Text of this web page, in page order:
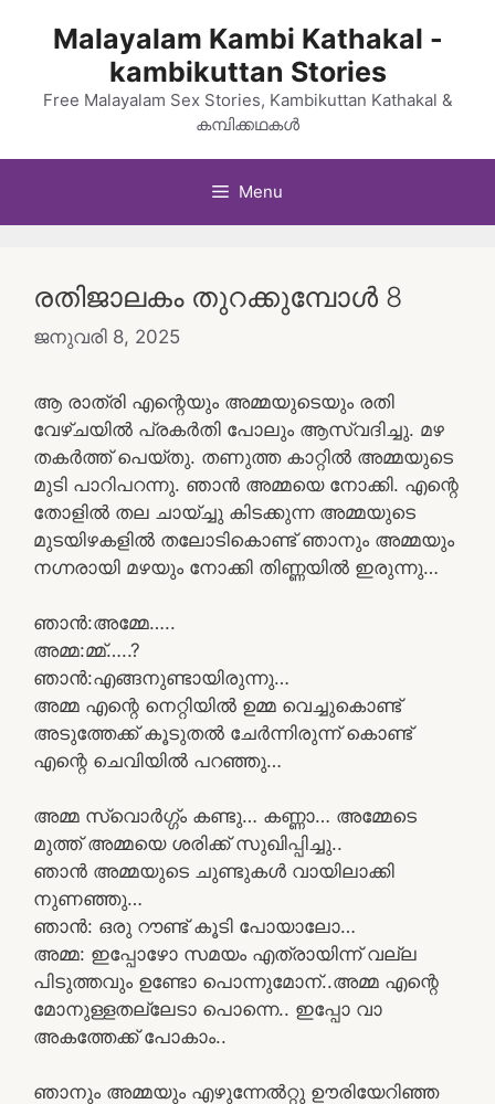
Malayalam Kambi Kathakal -
kambikuttan Stories
Free Malayalam Sex Stories, Kambikuttan Kathakal &
കമ്പിക്കഥകൾ
Menu
രതിജാലകം തുറക്കുമ്പോൾ 8
ജനുവരി 8, 2025
ആ രാത്രി എന്റെയും അമ്മയുടെയും രതി
വേഴ്ചയിൽ പ്രകർതി പോലും ആസ്വദിച്ചു. മഴ
തകർത്ത് പെയ്തു. തണുത്ത കാറ്റിൽ അമ്മയുടെ
മുടി പാറിപറന്നു. ഞാൻ അമ്മയെ നോക്കി. എന്റെ
തോളിൽ തല ചായ്ച്ചു കിടക്കുന്ന അമ്മയുടെ
മുടയിഴകളിൽ തലോടികൊണ്ട് ഞാനും അമ്മയും
നഗ്നരായി മഴയും നോക്കി തിണ്ണയിൽ ഇരുന്നു…
ഞാൻ:അമ്മേ…..
അമ്മ:മ്മ്…..?
ഞാൻ:എങ്ങനുണ്ടായിരുന്നു…
അമ്മ എന്റെ നെറ്റിയിൽ ഉമ്മ വെച്ചുകൊണ്ട്
അടുത്തേക്ക് കൂടുതൽ ചേർന്നിരുന്ന് കൊണ്ട്
എന്റെ ചെവിയിൽ പറഞ്ഞു…
അമ്മ സ്വൊർഗ്ഗ്ം കണ്ടു… കണ്ണാ… അമ്മേടെ
മുത്ത് അമ്മയെ ശരിക്ക് സുഖിപ്പിച്ചു..
ഞാൻ അമ്മയുടെ ചുണ്ടുകൾ വായിലാക്കി
നുണഞ്ഞു…
ഞാൻ: ഒരു റൗണ്ട് കൂടി പോയാലോ…
അമ്മ: ഇപ്പോഴോ സമയം എത്രായിന്ന് വല്ല
പിടുത്തവും ഉണ്ടോ പൊന്നുമോന്..അമ്മ എന്റെ
മോനുള്ളതല്ലേടാ പൊന്നെ.. ഇപ്പോ വാ
അകത്തേക്ക് പോകാം..
ഞാനും അമ്മയും എഴുന്നേൽറ്റു ഊരിയേറിഞ്ഞ